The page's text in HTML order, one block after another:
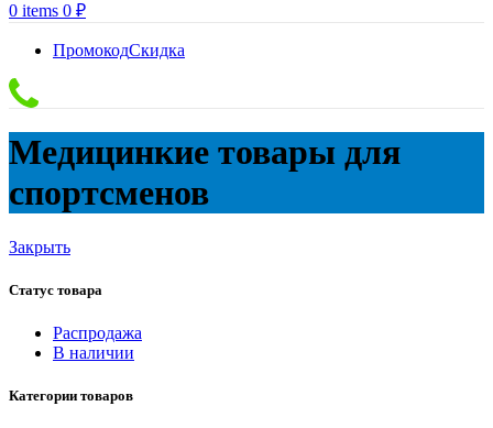
0 items 0 ₽
ПромокодСкидка
Медицинкие товары для
спортсменов
Закрыть
Статус товара
Распродажа
В наличии
Категории товаров